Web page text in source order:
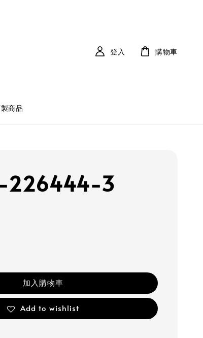
商品
登入 購物車
226444-3
加入購物車
Add to wishlist